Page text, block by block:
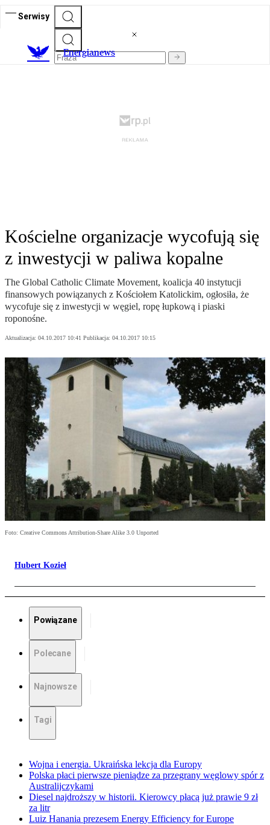
Serwisy
Energianews
Kościelne organizacje wycofują się
z inwestycji w paliwa kopalne
The Global Catholic Climate Movement, koalicja 40 instytucji
finansowych powiązanych z Kościołem Katolickim, ogłosiła, że
wycofuje się z inwestycji w węgiel, ropę łupkową i piaski
roponośne.
Aktualizacja: 04.10.2017 10:41 Publikacja: 04.10.2017 10:15
Foto: Creative Commons Attribution-Share Alike 3.0 Unported
Hubert Kozieł
Powiązane
Polecane
Najnowsze
Tagi
Wojna i energia. Ukraińska lekcja dla Europy
Polska płaci pierwsze pieniądze za przegrany węglowy spór z
Australijczykami
Diesel najdroższy w historii. Kierowcy płacą już prawie 9 zł
za litr
Luiz Hanania prezesem Energy Efficiency for Europe